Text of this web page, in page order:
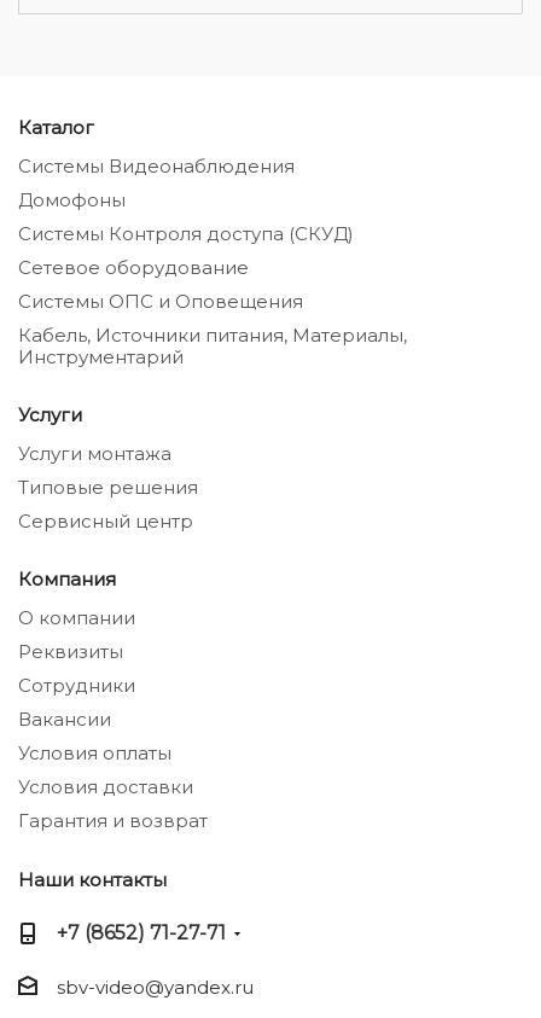
Каталог
Системы Видеонаблюдения
Домофоны
Системы Контроля доступа (СКУД)
Сетевое оборудование
Системы ОПС и Оповещения
Кабель, Источники питания, Материалы,
Инструментарий
Услуги
Услуги монтажа
Типовые решения
Сервисный центр
Компания
О компании
Реквизиты
Сотрудники
Вакансии
Условия оплаты
Условия доставки
Гарантия и возврат
Наши контакты
+7 (8652) 71-27-71
sbv-video@yandex.ru